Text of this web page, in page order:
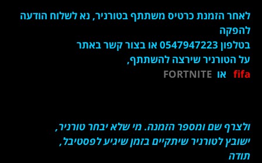
לאחר הזמנת כרטיס משתתף בטורניר, נא לשלוח הודעה
להפקה
בטלפון 0547947223 או בצור קשר באתר
על הטורניר שירצה להשתתף,
fifa או FORTNITE
ולצרף שם ומספר הזמנה. מי שלא יבחר טורניר,
ישובץ לטורניר שיתקיים בזמן שיגיע לפסטיבל,
תודה